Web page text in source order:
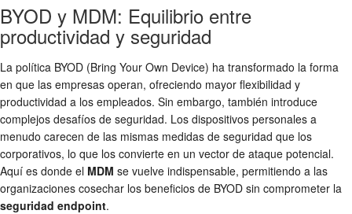
BYOD y MDM: Equilibrio entre
productividad y seguridad
La política BYOD (Bring Your Own Device) ha transformado la forma
en que las empresas operan, ofreciendo mayor flexibilidad y
productividad a los empleados. Sin embargo, también introduce
complejos desafíos de seguridad. Los dispositivos personales a
menudo carecen de las mismas medidas de seguridad que los
corporativos, lo que los convierte en un vector de ataque potencial.
Aquí es donde el MDM se vuelve indispensable, permitiendo a las
organizaciones cosechar los beneficios de BYOD sin comprometer la
seguridad endpoint.